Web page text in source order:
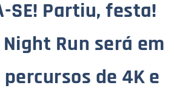
SE! Partiu, festa!
Run será em
de 4K e